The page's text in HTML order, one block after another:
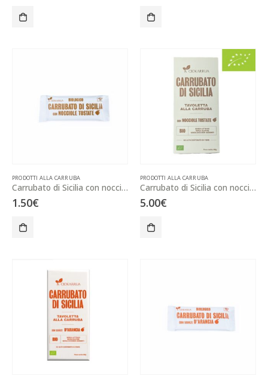
PRODOTTI ALLA CARRUBA
Carrubato di Sicilia con nocciole – lingotto 15g
1.50€
PRODOTTI ALLA CARRUBA
Carrubato di Sicilia con nocciole tostate
5.00€